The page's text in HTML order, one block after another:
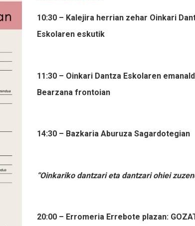
10:30 – Kalejira herrian zehar Oinkari
Eskolaren eskutik
11:30 – Oinkari Dantza Eskolaren
Bearzana frontoian
14:30 – Bazkaria Aburuza Sagardotegian
“Oinkariko dantzari eta dantzari ohiei
20:00 – Erromeria Errebote plazan: